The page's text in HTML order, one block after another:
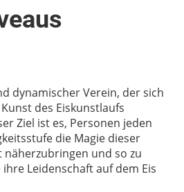
dynamischer Verein, der sich
des Eiskunstlaufs
Ziel ist es, Personen jeden
die Magie dieser
und so zu
Leidenschaft auf dem Eis